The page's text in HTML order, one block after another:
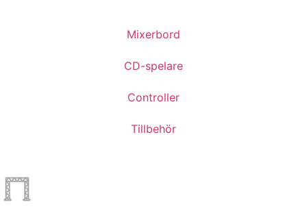
Mixerbord
CD-spelare
Controller
Tillbehör